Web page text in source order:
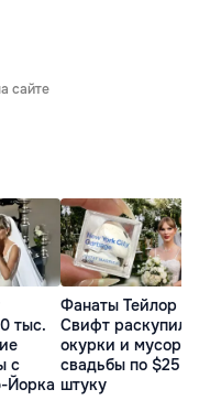
сайте
тыс.
с
Йорка
Фанаты Тейлор
Свифт раскупили
окурки и мусор с
свадьбы по $25
штуку